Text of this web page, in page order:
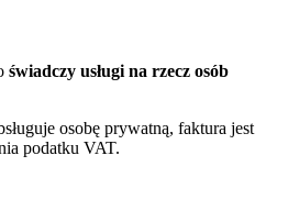
świadczy usługi na rzecz osób
osobę prywatną, faktura jest
podatku VAT.